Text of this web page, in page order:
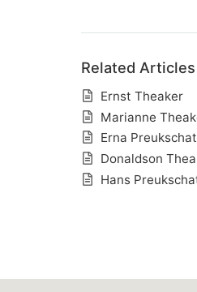
Related Articles
Ernst Theaker
Marianne
Erna
Donaldson
Hans